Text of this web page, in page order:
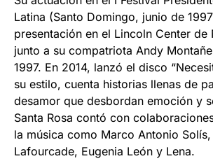
Latina (Santo Domingo, junio de
presentación en el Lincoln Center de
junto a su compatriota Andy
1997. En 2014, lanzó el disco
su estilo, cuenta historias llenas de
desamor que desbordan emoción y
Santa Rosa contó con
la música como Marco Antonio Solís,
Lafourcade, Eugenia León y Lena.